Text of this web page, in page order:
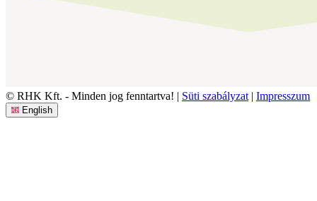
© RHK Kft. - Minden jog fenntartva! | Süti szabályzat | Impresszum
English